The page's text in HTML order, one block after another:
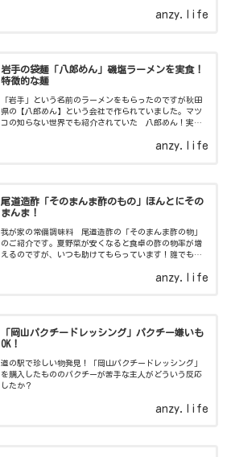
anzy.life
岩手の袋麺「八郎めん」磯塩ラーメンを実食！
特徴的な麺
「岩手」という名前のラーメンをもらったのですが秋田
県の【八郎めん】という会社で作られていました。マツ
コの知らない世界でも紹介されていた 八郎めん！実食
anzy.life
尾道造酢「そのまんま酢のもの」ほんとにその
まんま！
我が家の常備調味料 尾道造酢の「そのまんま酢の物」
のご紹介です。夏野菜が安くなると食卓の酢の物率が増
えるのですが、いつも助けてもらっています！誰でも簡
anzy.life
「岡山パクチードレッシング」パクチー嫌いも
OK！
道の駅で珍しい物発見！「岡山パクチードレッシング」
を購入したもののパクチーが苦手な主人がどういう反応
したか？
anzy.life